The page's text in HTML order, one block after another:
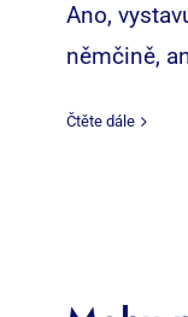
Ano,
němčině,
Čtěte dále